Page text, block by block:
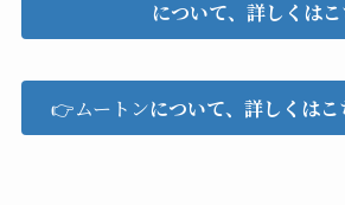
について、詳しくは
👉ムートンについて、詳しくはこ